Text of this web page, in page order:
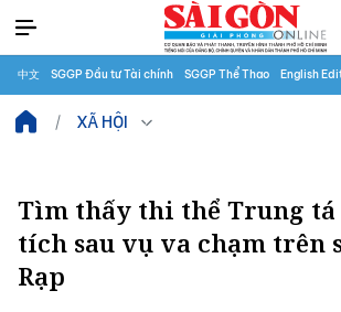
中文 SGGP Đầu tư Tài chính SGGP Thể Thao English
XÃ HỘI
Tìm thấy thi thể Trung tá
tích sau vụ va chạm trên
Rạp